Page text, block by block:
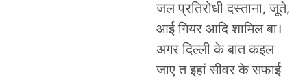
जल प्रतिरोधी दस्ताना, जूते,
आई गियर आदि शामिल बा।
अगर दिल्ली के बात कइल
जाए त इहां सीवर के सफाई